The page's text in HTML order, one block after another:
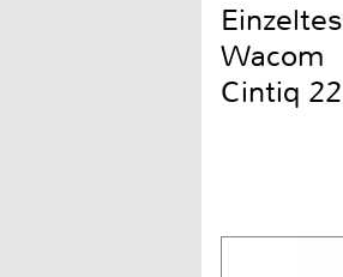
Wacom
Cintiq